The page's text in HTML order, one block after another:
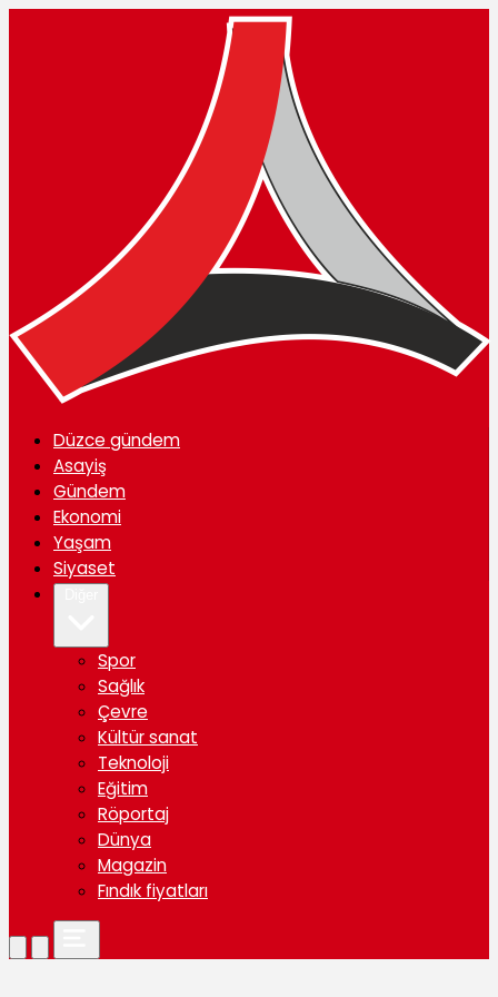
Düzce gündem
Asayiş
Gündem
Ekonomi
Yaşam
Siyaset
Spor
Sağlık
Çevre
Kültür sanat
Teknoloji
Eğitim
Röportaj
Dünya
Magazin
Fındık fiyatları